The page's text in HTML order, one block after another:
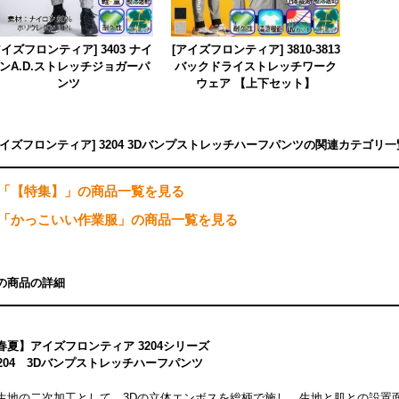
ズフロンティア] 3403 ナイ
A.D.ストレッチジョガーパ
ンツ
[アイズフロンティア] 3810-3813
バックドライストレッチワーク
ウェア 【上下セット】
ズフロンティア] 3204 3Dバンプストレッチハーフパンツの関連カテゴリ一
【特集】」の商品一覧を見る
かっこいい作業服」の商品一覧を見る
商品の詳細
夏】アイズフロンティア 3204シリーズ
3Dバンプストレッチハーフパンツ